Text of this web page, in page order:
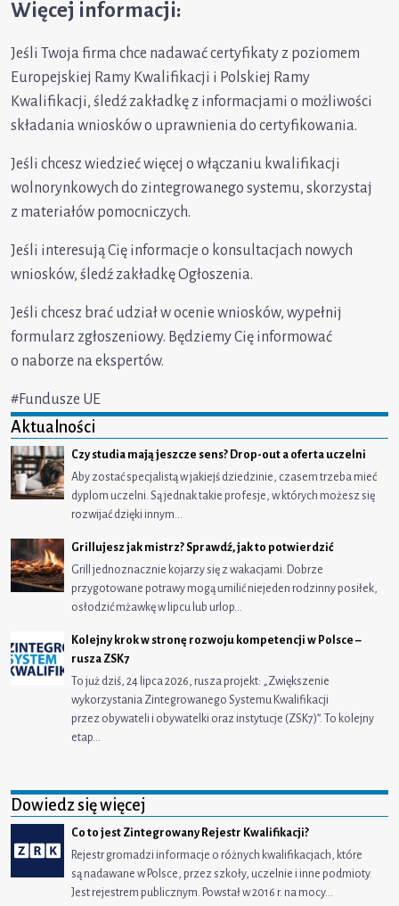
Więcej informacji:
Jeśli Twoja firma chce nadawać certyfikaty z poziomem
Europejskiej Ramy Kwalifikacji i Polskiej Ramy
Kwalifikacji, śledź zakładkę z informacjami o możliwości
składania wniosków o uprawnienia do certyfikowania.
Jeśli chcesz wiedzieć więcej o włączaniu kwalifikacji
wolnorynkowych do zintegrowanego systemu, skorzystaj
z materiałów pomocniczych.
Jeśli interesują Cię informacje o konsultacjach nowych
wniosków, śledź zakładkę Ogłoszenia.
Jeśli chcesz brać udział w ocenie wniosków, wypełnij
formularz zgłoszeniowy. Będziemy Cię informować
o naborze na ekspertów.
#Fundusze UE
Aktualności
Czy studia mają jeszcze sens? Drop-out a oferta uczelni
Aby zostać specjalistą w jakiejś dziedzinie, czasem trzeba mieć
dyplom uczelni. Są jednak takie profesje, w których możesz się
rozwijać dzięki innym…
Grillujesz jak mistrz? Sprawdź, jak to potwierdzić
Grill jednoznacznie kojarzy się z wakacjami. Dobrze
przygotowane potrawy mogą umilić niejeden rodzinny posiłek,
osłodzić mżawkę w lipcu lub urlop…
Kolejny krok w stronę rozwoju kompetencji w Polsce –
rusza ZSK7
To już dziś, 24 lipca 2026, rusza projekt: „Zwiększenie
wykorzystania Zintegrowanego Systemu Kwalifikacji
przez obywateli i obywatelki oraz instytucje (ZSK7)”. To kolejny
etap…
Dowiedz się więcej
Co to jest Zintegrowany Rejestr Kwalifikacji?
Rejestr gromadzi informacje o różnych kwalifikacjach, które
są nadawane w Polsce, przez szkoły, uczelnie i inne podmioty.
Jest rejestrem publicznym. Powstał w 2016 r. na mocy…